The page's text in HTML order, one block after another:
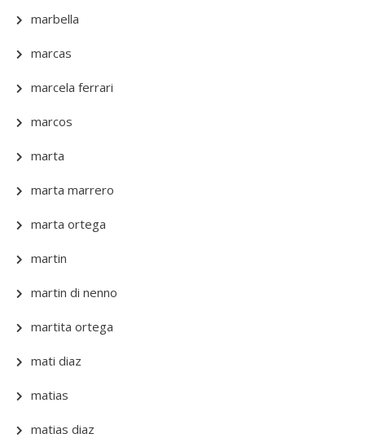
marbella
marcas
marcela ferrari
marcos
marta
marta marrero
marta ortega
martin
martin di nenno
martita ortega
mati diaz
matias
matias diaz